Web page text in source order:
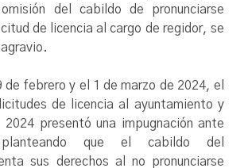
del cabildo de pronunciarse
de licencia al cargo de regidor, se
de febrero y el 1 de marzo de 2024, el
de licencia al ayuntamiento y
presentó una impugnación ante
que el cabildo del
sus derechos al no pronunciarse